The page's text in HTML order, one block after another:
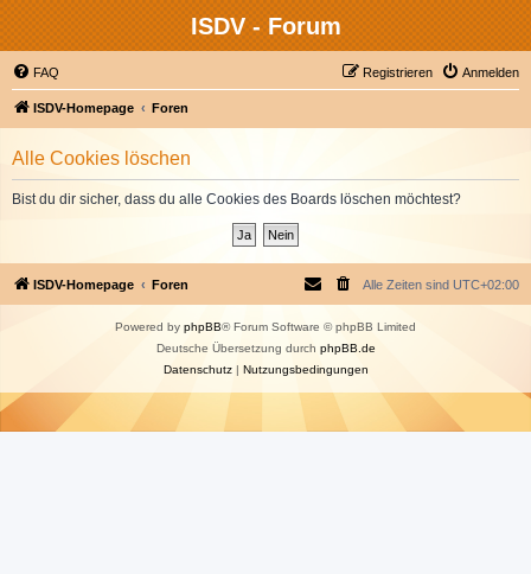
ISDV - Forum
FAQ Anmelden
Registrieren
ISDV-Homepage Foren
Alle Cookies löschen
Bist du dir sicher, dass du alle Cookies des Boards löschen möchtest?
ISDV-Homepage Foren Alle Zeiten sind UTC+02:00
Powered by phpBB® Forum Software © phpBB Limited
Deutsche Übersetzung durch phpBB.de
Datenschutz| Nutzungsbedingungen